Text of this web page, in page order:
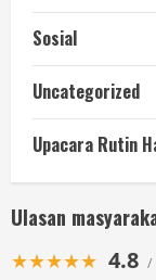
Sosial
Uncategorized
Upacara Rutin
Ulasan
★★★★★ 4.8 /